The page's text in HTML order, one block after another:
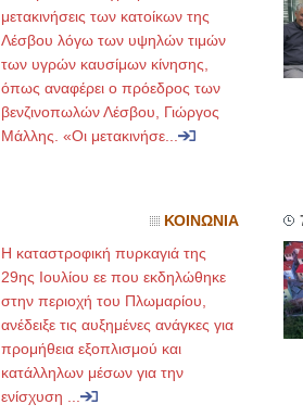
μετακινήσεις των κατοίκων της
Λέσβου λόγω των υψηλών τιμών
των υγρών καυσίμων κίνησης,
όπως αναφέρει ο πρόεδρος των
βενζινοπωλών Λέσβου, Γιώργος
Μάλλης. «Οι μετακινήσε...
ΚΟΙΝΩΝΙΑ
Η καταστροφική πυρκαγιά της
29ης Ιουλίου εε που εκδηλώθηκε
στην περιοχή του Πλωμαρίου,
ανέδειξε τις αυξημένες ανάγκες για
προμήθεια εξοπλισμού και
κατάλληλων μέσων για την
ενίσχυση ...